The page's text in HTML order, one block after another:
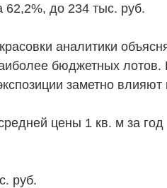
до 234 тыс. руб.
аналитики
бюджетных лотов.
заметно
цены 1 кв. м за год
руб.